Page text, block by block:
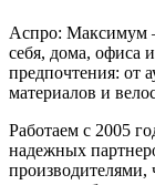
Аспро: Максимум
себя, дома, офиса
предпочтения: от
материалов и
Работаем с 2005
надежных
производителями,